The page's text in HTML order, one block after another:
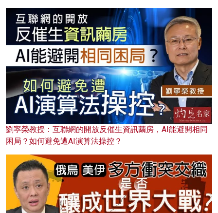
劉寧榮教授：互聯網的開放反催生資訊繭房，AI能避開相同
困局？如何避免遭AI演算法操控？